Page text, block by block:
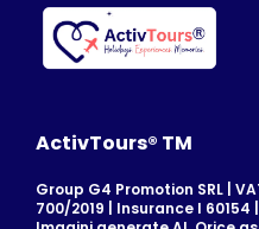
ActivTours® TM
Group G4 Promotion SRL |
700/2019 | Insurance I 60154 |